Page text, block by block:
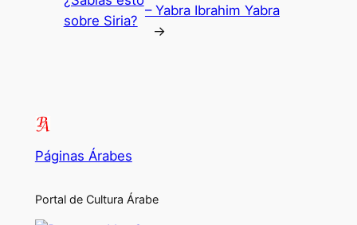
sobre Siria?
– Yabra Ibrahim Yabra
→
Páginas Árabes
Portal de Cultura Árabe